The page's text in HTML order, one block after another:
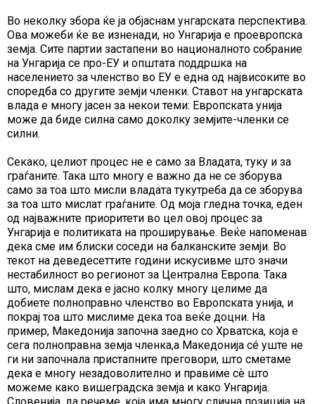
Во неколку збора ќе ја објаснам унгарската перспектива.
Ова можеби ќе ве изненади, но Унгарија е проевропска
земја. Сите партии застапени во националното собрание
на Унгарија се про-ЕУ и општата поддршка на
населението за членство во ЕУ е една од највисоките во
споредба со другите земји членки. Ставот на унгарската
влада е многу јасен за некои теми: Европската унија
може да биде силна само доколку земјите-членки се
силни.
Секако, целиот процес не е само за Владата, туку и за
граѓаните. Така што многу е важно да не се зборува
само за тоа што мисли владата тукутреба да се зборува
за тоа што мислат граѓаните. Од моја гледна точка, еден
од најважните приоритети во цел овој процес за
Унгарија е политиката на проширување. Веќе напоменав
дека сме им блиски соседи на балканските земји. Во
текот на деведесеттите години искусивме што значи
нестабилност во регионот за Централна Европа. Така
што, мислам дека е јасно колку многу целиме да
добиете полноправно членство во Европската унија, и
покрај тоа што мислиме дека тоа веќе доцни. На
пример, Македонија започна заедно со Хрватска, која е
сега полноправна земја членка,а Македонија сé уште не
ги ни започнала пристапните преговори, што сметаме
дека е многу незадоволително и правиме сѐ што
можеме како вишеградска земја и како Унгарија.